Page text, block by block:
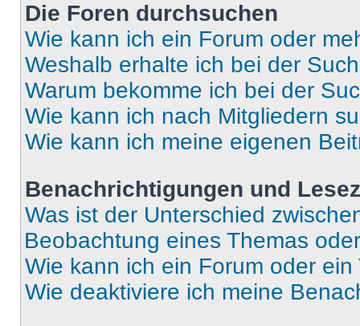
Die Foren durchsuchen
Wie kann ich ein Forum oder
Weshalb erhalte ich bei der
Warum bekomme ich bei der
Wie kann ich nach Mitgliedern
Wie kann ich meine eigenen
Benachrichtigungen und
Was ist der Unterschied
Beobachtung eines Themas
Wie kann ich ein Forum oder
Wie deaktiviere ich meine